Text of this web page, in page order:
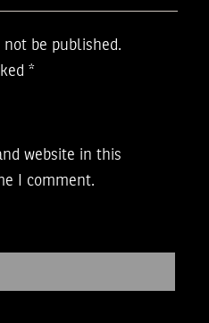
be published.
*
website in this
I comment.